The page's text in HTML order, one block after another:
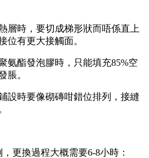
層時，要切成梯形狀而唔係直上
位有更大接觸面。
氨酯發泡膠時，只能填充85%空
脹。
設時要像砌磚咁錯位排列，接縫
更換過程大概需要6-8小時：